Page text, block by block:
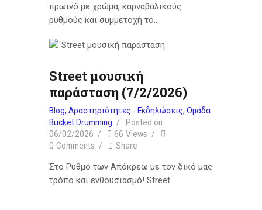
πρωινό με χρώμα, καρναβαλικούς
ρυθμούς και συμμετοχή το…
Street μουσική
παράσταση (7/2/2026)
Blog, Δραστηριότητες - Εκδηλώσεις, Ομάδα
Bucket Drumming
Posted on
06/02/2026
66 Views
0 Comments Share
Στο Ρυθμό των Απόκρεω με τον δικό μας
τρόπο και ενθουσιασμό! Street…